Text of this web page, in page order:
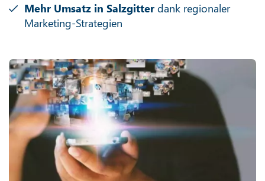
Mehr Umsatz in Salzgitter dank regionaler
Marketing-Strategien